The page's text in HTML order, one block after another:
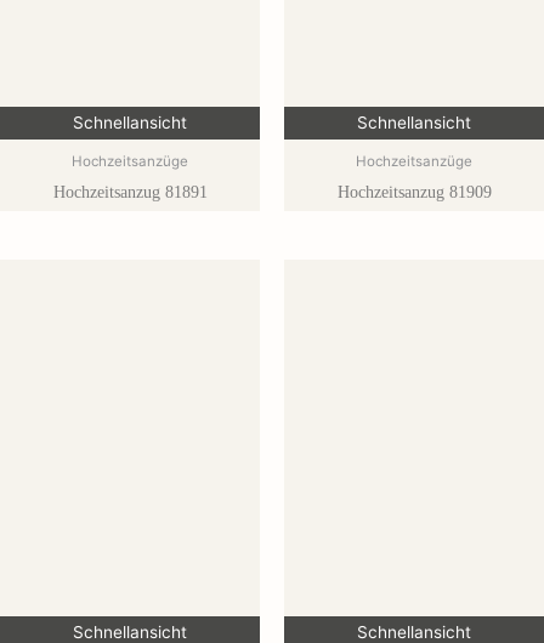
Schnellansicht
Hochzeitsanzüge
Hochzeitsanzug 81891
Schnellansicht
Hochzeitsanzüge
Hochzeitsanzug 81909
Schnellansicht Schnellansicht